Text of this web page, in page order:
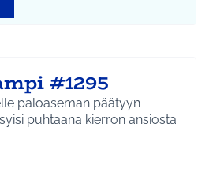
#1295
paloaseman päätyyn
puhtaana kierron ansiosta